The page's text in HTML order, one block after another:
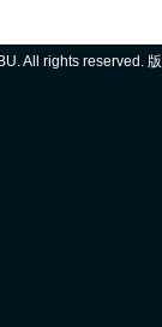
All rights reserved.